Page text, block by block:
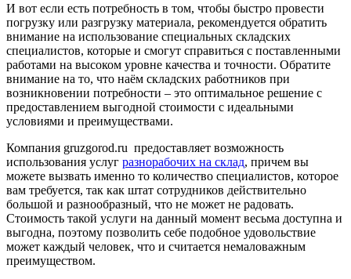
И вот если есть потребность в том, чтобы быстро провести
погрузку или разгрузку материала, рекомендуется обратить
внимание на использование специальных складских
специалистов, которые и смогут справиться с поставленными
работами на высоком уровне качества и точности. Обратите
внимание на то, что наём складских работников при
возникновении потребности – это оптимальное решение с
предоставлением выгодной стоимости с идеальными
условиями и преимуществами.
Компания gruzgorod.ru предоставляет возможность
использования услуг разнорабочих на склад, причем вы
можете вызвать именно то количество специалистов, которое
вам требуется, так как штат сотрудников действительно
большой и разнообразный, что не может не радовать.
Стоимость такой услуги на данный момент весьма доступна и
выгодна, поэтому позволить себе подобное удовольствие
может каждый человек, что и считается немаловажным
преимуществом.